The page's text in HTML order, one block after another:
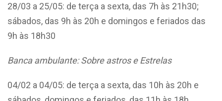
28/03 a 25/05: de terça a sexta, das 7h às 21h30;
sábados, das 9h às 20h e domingos e feriados das
9h às 18h30
Banca ambulante: Sobre astros e Estrelas
04/02 a 04/05: de terça a sexta, das 10h às 20h e